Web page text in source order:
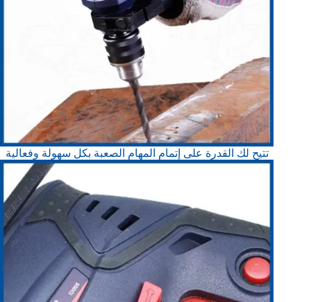
تتيح لك القدرة على إتمام المهام الصعبة بكل سهولة وفعالية